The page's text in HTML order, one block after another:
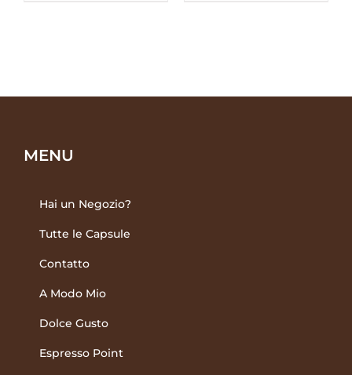
MENU
Hai un Negozio?
Tutte le Capsule
Contatto
A Modo Mio
Dolce Gusto
Espresso Point